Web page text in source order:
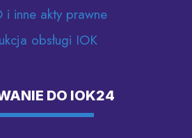
i inne akty prawne
obsługi IOK
DO IOK24